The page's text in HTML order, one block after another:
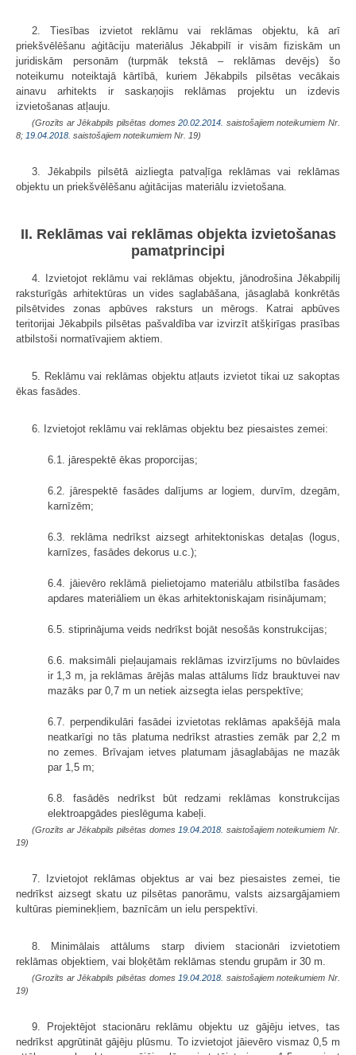
2. Tiesības izvietot reklāmu vai reklāmas objektu, kā arī
priekšvēlēšanu aģitāciju materiālus Jēkabpilī ir visām fiziskām un
juridiskām personām (turpmāk tekstā – reklāmas devējs) šo
noteikumu noteiktajā kārtībā, kuriem Jēkabpils pilsētas vecākais
ainavu arhitekts ir saskaņojis reklāmas projektu un izdevis
izvietošanas atļauju.
(Grozīts ar Jēkabpils pilsētas domes20.02.2014. saistošajiem noteikumiem Nr.
8; 19.04.2018. saistošajiem noteikumiem Nr. 19)
3. Jēkabpils pilsētā aizliegta patvaļīga reklāmas vai reklāmas
objektu un priekšvēlēšanu aģitācijas materiālu izvietošana.
II. Reklāmas vai reklāmas objekta izvietošanas
pamatprincipi
4. Izvietojot reklāmu vai reklāmas objektu, jānodrošina Jēkabpilij
raksturīgās arhitektūras un vides saglabāšana, jāsaglabā konkrētās
pilsētvides zonas apbūves raksturs un mērogs. Katrai apbūves
teritorijai Jēkabpils pilsētas pašvaldība var izvirzīt atšķirīgas prasības
atbilstoši normatīvajiem aktiem.
5. Reklāmu vai reklāmas objektu atļauts izvietot tikai uz sakoptas
ēkas fasādes.
6. Izvietojot reklāmu vai reklāmas objektu bez piesaistes zemei:
6.1. jārespektē ēkas proporcijas;
6.2. jārespektē fasādes dalījums ar logiem, durvīm, dzegām,
karnīzēm;
6.3. reklāma nedrīkst aizsegt arhitektoniskas detaļas (logus,
karnīzes, fasādes dekorus u.c.);
6.4. jāievēro reklāmā pielietojamo materiālu atbilstība fasādes
apdares materiāliem un ēkas arhitektoniskajam risinājumam;
6.5. stiprinājuma veids nedrīkst bojāt nesošās konstrukcijas;
6.6. maksimāli pieļaujamais reklāmas izvirzījums no būvlaides
ir 1,3 m, ja reklāmas ārējās malas attālums līdz brauktuvei nav
mazāks par 0,7 m un netiek aizsegta ielas perspektīve;
6.7. perpendikulāri fasādei izvietotas reklāmas apakšējā mala
neatkarīgi no tās platuma nedrīkst atrasties zemāk par 2,2 m
no zemes. Brīvajam ietves platumam jāsaglabājas ne mazāk
par 1,5 m;
6.8. fasādēs nedrīkst būt redzami reklāmas konstrukcijas
elektroapgādes pieslēguma kabeļi.
(Grozīts ar Jēkabpils pilsētas domes 19.04.2018. saistošajiem noteikumiem Nr.
19)
7. Izvietojot reklāmas objektus ar vai bez piesaistes zemei, tie
nedrīkst aizsegt skatu uz pilsētas panorāmu, valsts aizsargājamiem
kultūras pieminekļiem, baznīcām un ielu perspektīvi.
8. Minimālais attālums starp diviem stacionāri izvietotiem
reklāmas objektiem, vai bloķētām reklāmas stendu grupām ir 30 m.
(Grozīts ar Jēkabpils pilsētas domes 19.04.2018. saistošajiem noteikumiem Nr.
19)
9. Projektējot stacionāru reklāmu objektu uz gājēju ietves, tas
nedrīkst apgrūtināt gājēju plūsmu. To izvietojot jāievēro vismaz 0,5 m